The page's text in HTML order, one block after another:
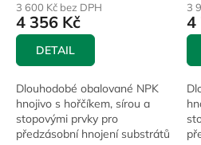
3 600 Kč bez DPH
4 356 Kč
DETAIL
Dlouhodobé obalované NPK
hnojivo s hořčíkem, sírou a
stopovými prvky pro
předzásobní hnojení substrátů
3
4